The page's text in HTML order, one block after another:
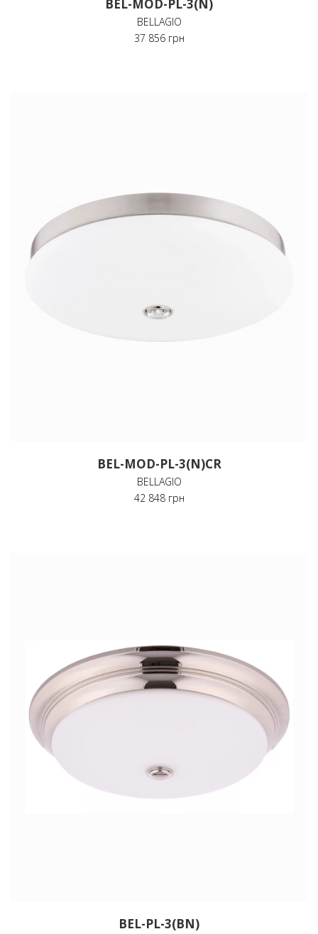
BEL-MOD-PL-3(N)
BELLAGIO
37 856 грн
BEL-MOD-PL-3(N)CR
BELLAGIO
42 848 грн
BEL-PL-3(BN)